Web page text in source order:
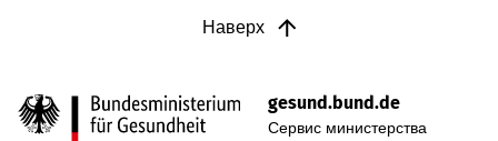
Наверх
gesund.bund.de
Сервис министерства